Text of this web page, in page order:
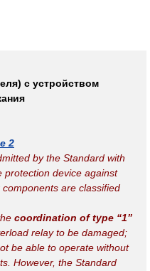
с устройством
2
by the Standard with
protection device against
are classified
coordination of type “1”
relay to be damaged;
be able to operate without
However, the Standard